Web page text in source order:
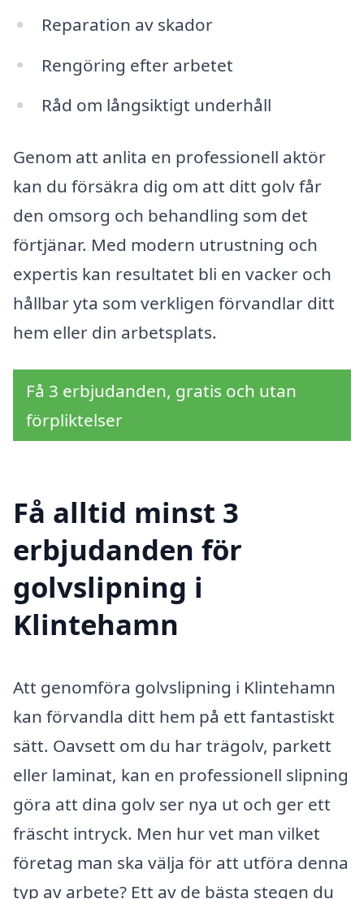
Reparation av skador
Rengöring efter arbetet
Råd om långsiktigt underhåll
Genom att anlita en professionell aktör
kan du försäkra dig om att ditt golv får
den omsorg och behandling som det
förtjänar. Med modern utrustning och
expertis kan resultatet bli en vacker och
hållbar yta som verkligen förvandlar ditt
hem eller din arbetsplats.
Få 3 erbjudanden, gratis och utan
förpliktelser
Få alltid minst 3
erbjudanden för
golvslipning i
Klintehamn
Att genomföra golvslipning i Klintehamn
kan förvandla ditt hem på ett fantastiskt
sätt. Oavsett om du har trägolv, parkett
eller laminat, kan en professionell slipning
göra att dina golv ser nya ut och ger ett
fräscht intryck. Men hur vet man vilket
företag man ska välja för att utföra denna
typ av arbete? Ett av de bästa stegen du